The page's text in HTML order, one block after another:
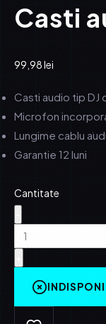
Casti
99,98lei
Casti audio tip DJ
Microfon
Lungime cablu
Garantie 12 luni
Cantitate